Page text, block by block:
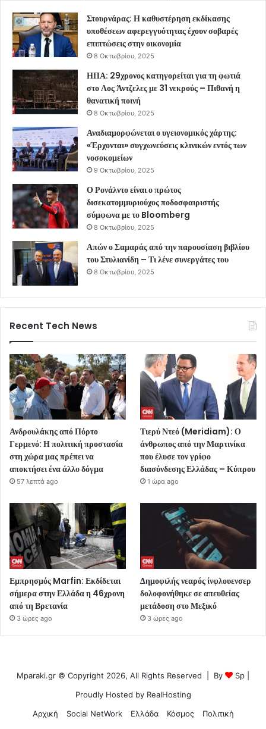
Στουρνάρας: Η καθυστέρηση εκδίκασης
υποθέσεων αφερεγγυότητας έχουν σοβαρές
επιπτώσεις στην οικονομία
8 Οκτωβρίου, 2025
ΗΠΑ: 29χρονος κατηγορείται για τη φωτιά
στο Λος Άντζελες με 31 νεκρούς – Πιθανή η
θανατική ποινή
8 Οκτωβρίου, 2025
Αναδιαμορφώνεται ο υγειονομικός χάρτης:
«Έρχονται» συγχωνεύσεις κλινικών εντός των
νοσοκομείων
9 Οκτωβρίου, 2025
Ο Ρονάλντο είναι ο πρώτος
δισεκατομμυριούχος ποδοσφαιριστής
σύμφωνα με το Bloomberg
8 Οκτωβρίου, 2025
Απών ο Σαμαράς από την παρουσίαση βιβλίου
του Στυλιανίδη – Τι λένε συνεργάτες του
8 Οκτωβρίου, 2025
Recent Tech News
Ανδρουλάκης από Πόρτο
Γερμενό: Η πολιτική προστασία
στη χώρα μας πρέπει να
αποκτήσει ένα άλλο δόγμα
57 λεπτά ago
Τιερύ Ντεό (Meridiam): Ο
άνθρωπος από την Μαρτινίκα
που έλυσε τον γρίφο
διασύνδεσης Ελλάδας – Κύπρου
1 ώρα ago
Εμπρησμός Marfin: Εκδίδεται
σήμερα στην Ελλάδα η 46χρονη
από τη Βρετανία
3 ώρες ago
Δημοφιλής νεαρός ίνφλουενσερ
δολοφονήθηκε σε απευθείας
μετάδοση στο Μεξικό
3 ώρες ago
Mparaki.gr © Copyright 2026, All Rights Reserved | By Sp
Proudly Hosted by RealHosting
Αρχική
Social NetWork Ελλάδα Κόσμος
Πολιτική